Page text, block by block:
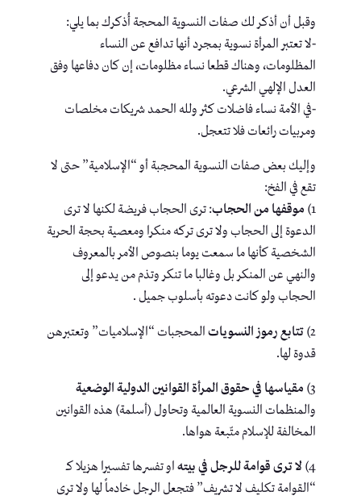
وقبل أن أذكر لك صفات النسوية المحجة أُذكرك بما يلي:
-لا تعتبر المرأة نسوية بمجرد أنها تدافع عن النساء
المظلومات، وهناك قطعا نساء مظلومات، إن كان دفاعها وفق
العدل الإلهي الشرعي.
-في الأمة نساء فاضلات كثر ولله الحمد شريكات مخلصات
ومربيات رائعات فلا تتعجل.
وإليك بعض صفات النسوية المحجبة أو “الإسلامية” حتى لا
تقع في الفخ:
1) موقفها من الحجاب: ترى الحجاب فريضة لكنها لا ترى
الدعوة إلى الحجاب ولا ترى تركه منكرا ومعصية بحجة الحرية
الشخصية كأنها ما سمعت يوما بنصوص الأمر بالمعروف
والنهي عن المنكر بل وغالبا ما تنكر وتذم من يدعو إلى
الحجاب ولو كانت دعوته بأسلوب جميل .
2) تتابع رموز النسويات المحجبات “الإسلاميات” وتعتبرهن
قدوة لها.
3) مقياسها في حقوق المرأة القوانين الدولية الوضعية
والمنظمات النسوية العالمية وتحاول (أسلمة) هذه القوانين
المخالفة للإسلام متّبعة هواها.
4) لا ترى قوامة للرجل في بيته او تفسرها تفسيرا هزيلا كـ
“القوامة تكليف لا تشريف” فتجعل الرجل خادماً لها ولا ترى